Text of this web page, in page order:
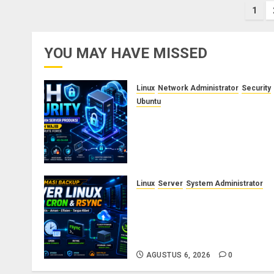
1
YOU MAY HAVE MISSED
Linux Network Administrator Security
Ubuntu
Linux Server System Administrator
AGUSTUS 6, 2026 0